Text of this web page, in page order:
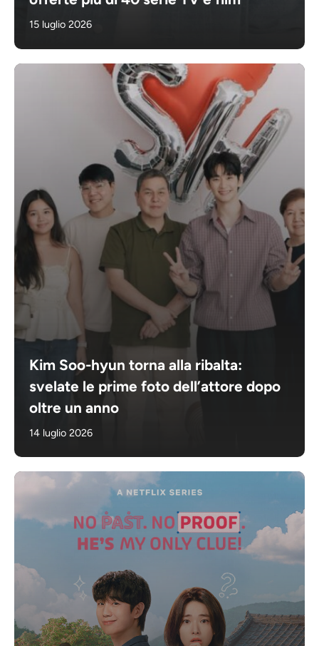
15 luglio 2026
Kim Soo-hyun torna alla ribalta:
svelate le prime foto dell’attore dopo
oltre un anno
14 luglio 2026